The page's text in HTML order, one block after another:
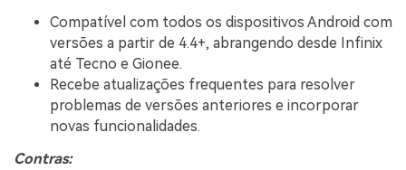
Compatível com todos os dispositivos Android com
versões a partir de 4.4+, abrangendo desde Infinix
até Tecno e Gionee.
Recebe atualizações frequentes para resolver
problemas de versões anteriores e incorporar
novas funcionalidades.
Contras: